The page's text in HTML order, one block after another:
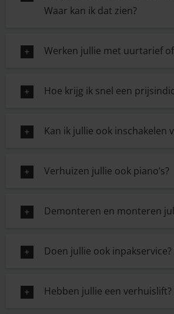
Waar kan ik dat zien?
Werken jullie met uurtarief
Hoe krijg ik snel een
Kan ik jullie ook inschakelen
Verhuizen jullie ook piano’s?
Demonteren en monteren
Doen jullie ook inpakservice?
Hebben jullie een verhuislift?